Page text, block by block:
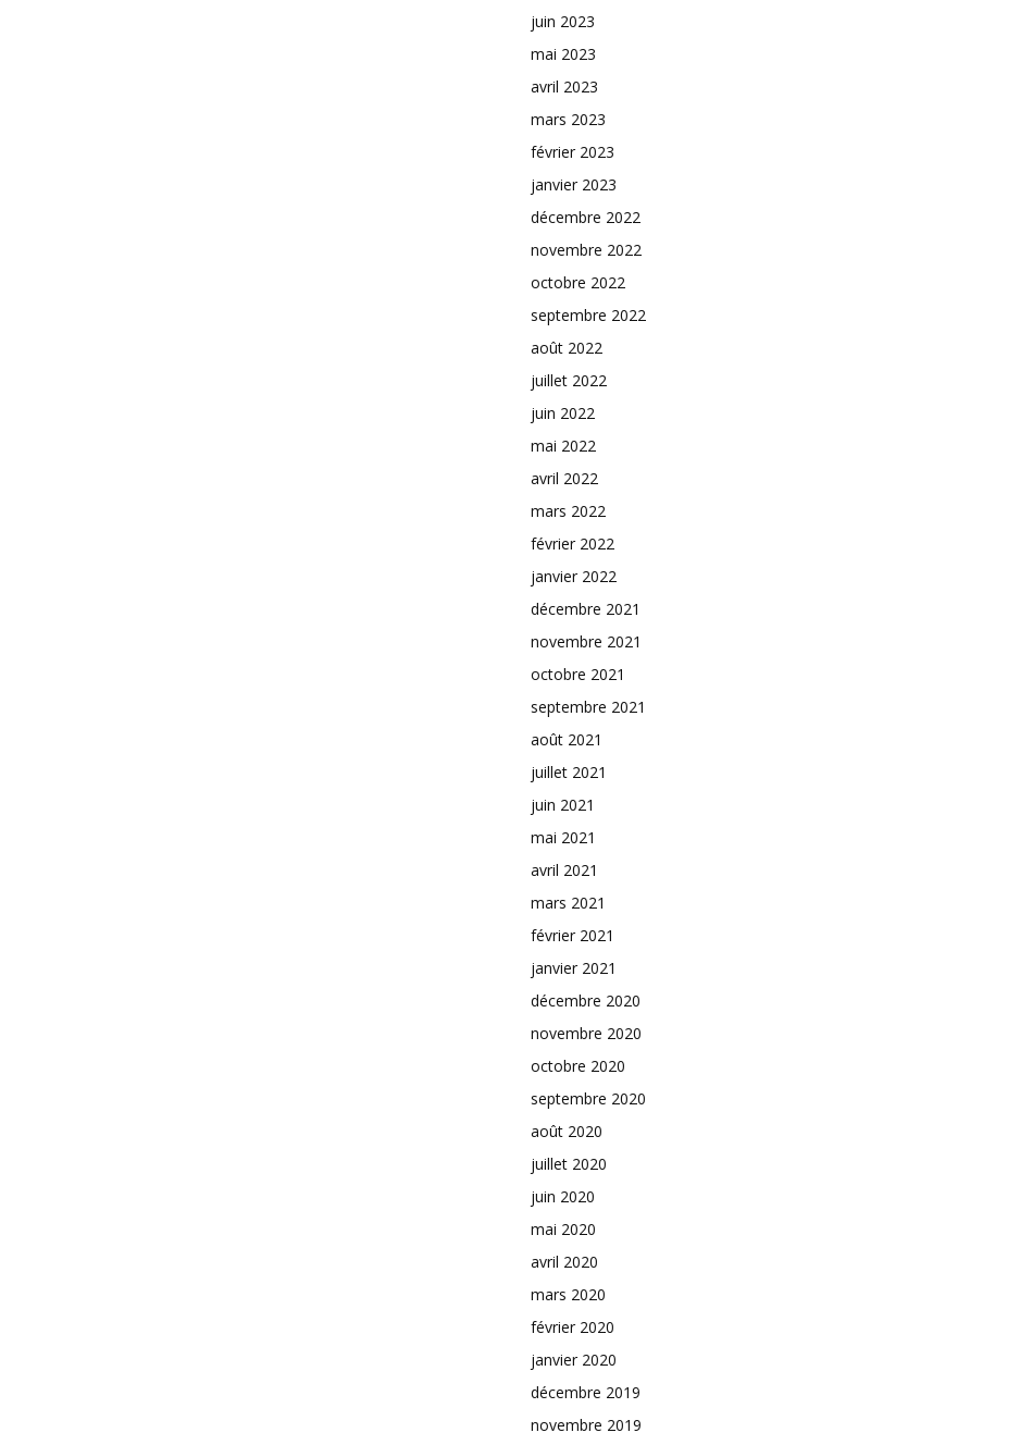
juin 2023
mai 2023
avril 2023
mars 2023
février 2023
janvier 2023
décembre 2022
novembre 2022
octobre 2022
septembre 2022
août 2022
juillet 2022
juin 2022
mai 2022
avril 2022
mars 2022
février 2022
janvier 2022
décembre 2021
novembre 2021
octobre 2021
septembre 2021
août 2021
juillet 2021
juin 2021
mai 2021
avril 2021
mars 2021
février 2021
janvier 2021
décembre 2020
novembre 2020
octobre 2020
septembre 2020
août 2020
juillet 2020
juin 2020
mai 2020
avril 2020
mars 2020
février 2020
janvier 2020
décembre 2019
novembre 2019